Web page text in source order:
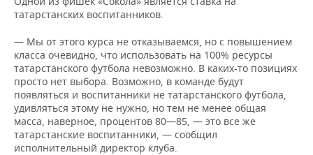
татарстанских воспитанников.
— Мы от этого курса не отказываемся, но с повышением
класса очевидно, что использовать на 100% ресурсы
татарстанского футбола невозможно. В каких-то позициях
просто нет выбора. Возможно, в команде будут
появляться и воспитанники не татарстанского футбола,
удивляться этому не нужно, но тем не менее общая
масса, наверное, процентов 80—85, — это все же
татарстанские воспитанники, — сообщил
исполнительный директор клуба.